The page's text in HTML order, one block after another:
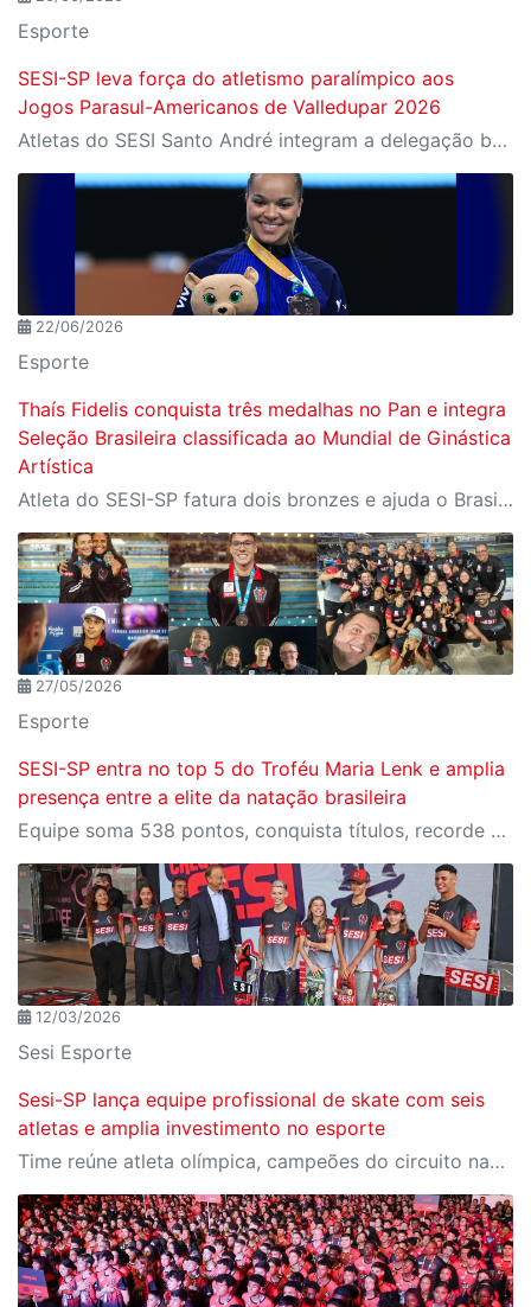
Esporte
SESI-SP leva força do atletismo paralímpico aos
Jogos Parasul-Americanos de Valledupar 2026
Atletas do SESI Santo André integram a delegação brasileira na Colômbia; instituição terá a maior participação entre os representantes do país
22/06/2026
Esporte
Thaís Fidelis conquista três medalhas no Pan e integra
Seleção Brasileira classificada ao Mundial de Ginástica
Artística
Atleta do SESI-SP fatura dois bronzes e ajuda o Brasil a garantir prata por equipes no Rio de Janeiro; desempenho assegura vaga da Seleção no Campeonato Mundial
27/05/2026
Esporte
SESI-SP entra no top 5 do Troféu Maria Lenk e amplia
presença entre a elite da natação brasileira
Equipe soma 538 pontos, conquista títulos, recorde nacional e garante atletas no Pan Pacífico Júnior
12/03/2026
Sesi Esporte
Sesi-SP lança equipe profissional de skate com seis
atletas e amplia investimento no esporte
Time reúne atleta olímpica, campeões do circuito nacional e jovens promessas do skate brasileiro